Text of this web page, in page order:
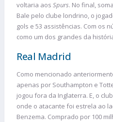
voltaria aos Spurs. No final,
Bale pelo clube londrino, o
gols e 53 assistências. Com os
como um dos grandes da
Real Madrid
Como mencionado
apenas por Southampton e
jogou fora da Inglaterra. E, o
onde o atacante foi estrela ao
Benzema. Comprado por 100